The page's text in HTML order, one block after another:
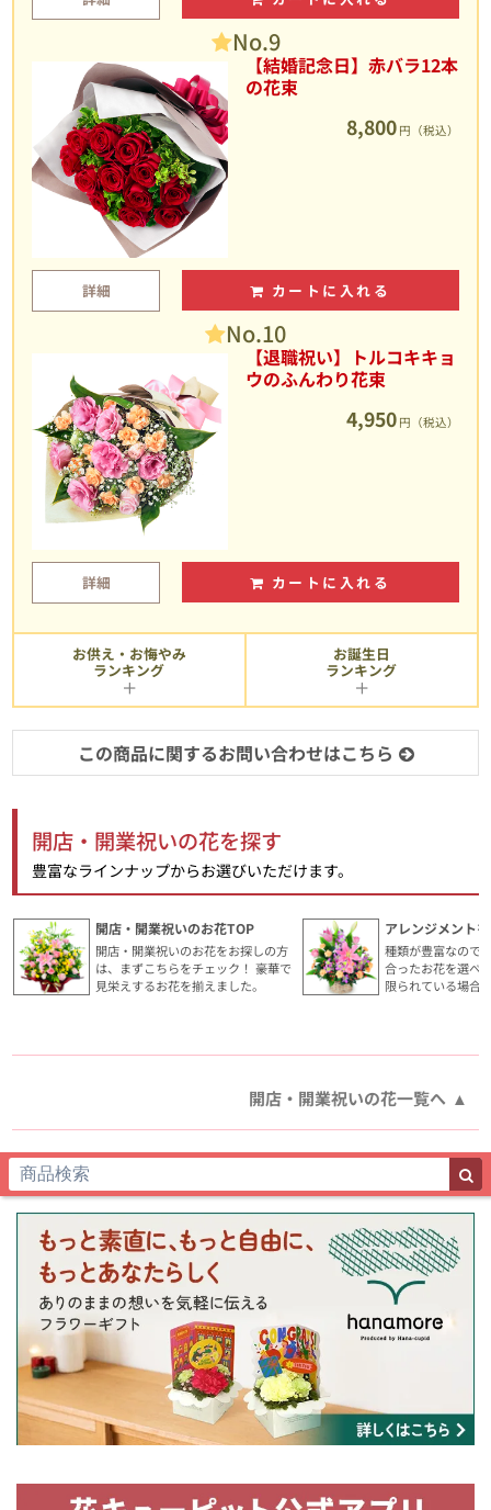
No.9
【結婚記念日】赤バラ12本
の花束
8,800 円（税込）
詳細 カートに入れる
No.10
【退職祝い】トルコキキョ
ウのふんわり花束
4,950 円（税込）
詳細 カートに入れる
お供え・お悔やみ
ランキング
お誕生日
ランキング
この商品に関するお問い合わせはこちら
開店・開業祝いの花を探す
豊富なラインナップからお選びいただけます。
開店・開業祝いのお花TOP
開店・開業祝いのお花をお探しの方
は、まずこちらをチェック！ 豪華で
見栄えするお花を揃えました。
アレンジメント
種類が豊富なので
合ったお花を選べ
限られている場合
開店・開業祝いの花一覧へ